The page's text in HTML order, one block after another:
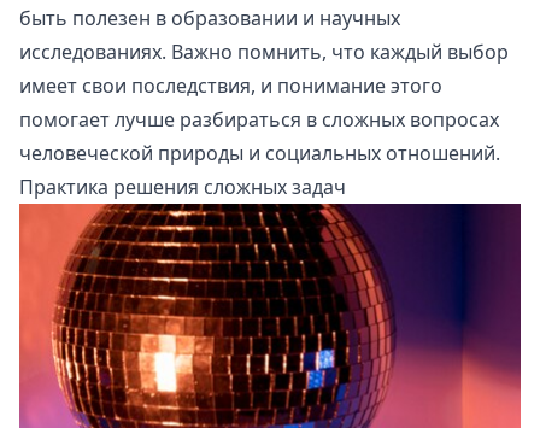
быть полезен в образовании и научных
исследованиях. Важно помнить, что каждый выбор
имеет свои последствия, и понимание этого
помогает лучше разбираться в сложных вопросах
человеческой природы и социальных отношений.
Практика решения сложных задач